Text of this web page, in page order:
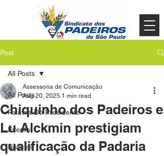
Post
All Posts
Palavra Do Presidente
Evento
Noticias
All Posts
Chiquinho dos Padeiros e
Lu Alckmin prestigiam
qualificação da Padaria
Assessoria de Comunicação
Aug 20, 2025 1 min read